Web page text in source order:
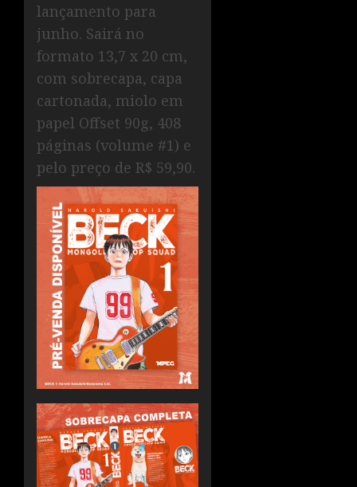
lançamento para
junho. Sairá no
formato 13,7 x 20 cm,
com sobrecapa, capa
cartonada, miolo em
papel Offset 90g, 408
páginas (volume #1) e
pelo preço de R$ 59,90.